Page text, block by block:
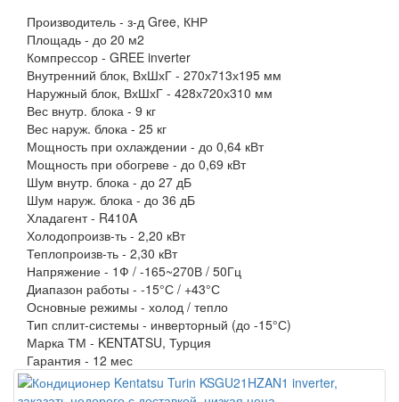
Производитель - з-д Gree, КНР
Площадь - до 20 м2
Компрессор - GREE inverter
Внутренний блок, ВхШхГ - 270х713х195 мм
Наружный блок, ВхШхГ - 428х720х310 мм
Вес внутр. блока - 9 кг
Вес наруж. блока - 25 кг
Мощность при охлаждении - до 0,64 кВт
Мощность при обогреве - до 0,69 кВт
Шум внутр. блока - до 27 дБ
Шум наруж. блока - до 36 дБ
Хладагент - R410A
Холодопроизв-ть - 2,20 кВт
Теплопроизв-ть - 2,30 кВт
Напряжение - 1Ф / -165~270В / 50Гц
Диапазон работы - -15°С / +43°С
Основные режимы - холод / тепло
Тип сплит-системы - инверторный (до -15°С)
Марка ТМ - KENTATSU, Турция
Гарантия - 12 мес